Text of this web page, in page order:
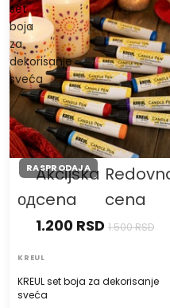
set
boja
za
dekorisanje
sveća
RASPRODAJA
KREUL set boja za dekorisanje
sveća
од
Akcijska
cena
1.200 RSD
cena
1.500 RSD
KREUL